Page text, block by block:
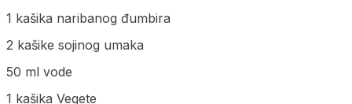
1 kašika naribanog đumbira
2 kašike sojinog umaka
50 ml vode
1 kašika Vegete